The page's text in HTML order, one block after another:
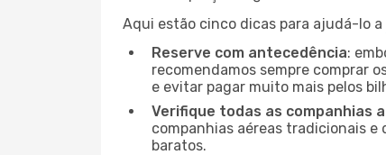
Aqui estão cinco dicas para ajudá-lo a
Reserve com antecedência:
recomendamos sempre comprar
e evitar pagar muito mais pelos
Verifique todas as companhias
companhias aéreas tradicionais
baratos.